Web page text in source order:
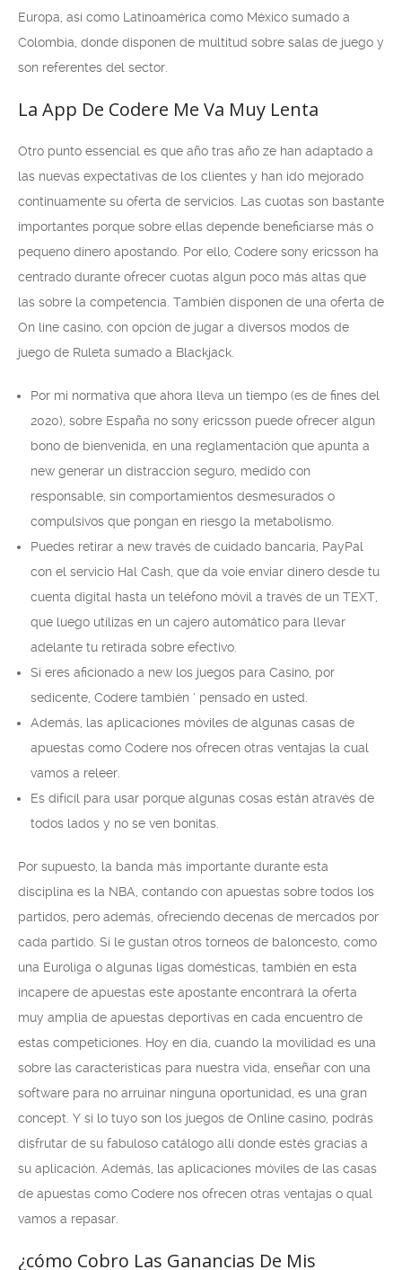
Europa, así como Latinoamérica como México sumado a
Colombia, donde disponen de multitud sobre salas de juego y
son referentes del sector.
La App De Codere Me Va Muy Lenta
Otro punto essencial es que año tras año ze han adaptado a
las nuevas expectativas de los clientes y han ido mejorado
continuamente su oferta de servicios. Las cuotas son bastante
importantes porque sobre ellas depende beneficiarse más o
pequeno dinero apostando. Por ello, Codere sony ericsson ha
centrado durante ofrecer cuotas algun poco más altas que
las sobre la competencia. También disponen de una oferta de
On line casino, con opción de jugar a diversos modos de
juego de Ruleta sumado a Blackjack.
Por mi normativa que ahora lleva un tiempo (es de fines del
2020), sobre España no sony ericsson puede ofrecer algun
bono de bienvenida, en una reglamentación que apunta a
new generar un distraccion seguro, medido con
responsable, sin comportamientos desmesurados o
compulsivos que pongan en riesgo la metabolismo.
Puedes retirar a new través de cuidado bancaria, PayPal
con el servicio Hal Cash, que da voie enviar dinero desde tu
cuenta digital hasta un teléfono móvil a través de un TEXT,
que luego utilizas en un cajero automático para llevar
adelante tu retirada sobre efectivo.
Si eres aficionado a new los juegos para Casino, por
sedicente, Codere también ‘ pensado en usted.
Además, las aplicaciones móviles de algunas casas de
apuestas como Codere nos ofrecen otras ventajas la cual
vamos a releer.
Es difícil para usar porque algunas cosas están através de
todos lados y no se ven bonitas.
Por supuesto, la banda más importante durante esta
disciplina es la NBA, contando con apuestas sobre todos los
partidos, pero además, ofreciendo decenas de mercados por
cada partido. Si le gustan otros torneos de baloncesto, como
una Euroliga o algunas ligas domésticas, también en esta
incapere de apuestas este apostante encontrará la oferta
muy amplia de apuestas deportivas en cada encuentro de
estas competiciones. Hoy en día, cuando la movilidad es una
sobre las características para nuestra vida, enseñar con una
software para no arruinar ninguna oportunidad, es una gran
concept. Y si lo tuyo son los juegos de Online casino, podrás
disfrutar de su fabuloso catálogo allí donde estés gracias a
su aplicación. Además, las aplicaciones móviles de las casas
de apuestas como Codere nos ofrecen otras ventajas o qual
vamos a repasar.
¿cómo Cobro Las Ganancias De Mis